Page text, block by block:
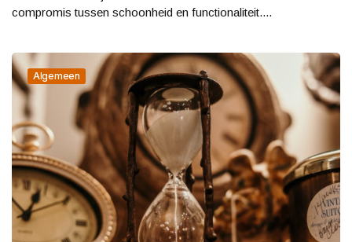
compromis tussen schoonheid en functionaliteit....
Algemeen